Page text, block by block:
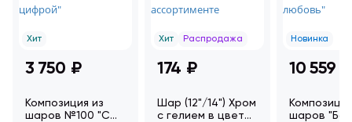
Хит
3 750 ₽
Композиция из
шаров №100 "С
Хит Распродажа
174 ₽
Шар (12"/14") Хром
с гелием в цвета
Новинка
10 559 ₽
шаров